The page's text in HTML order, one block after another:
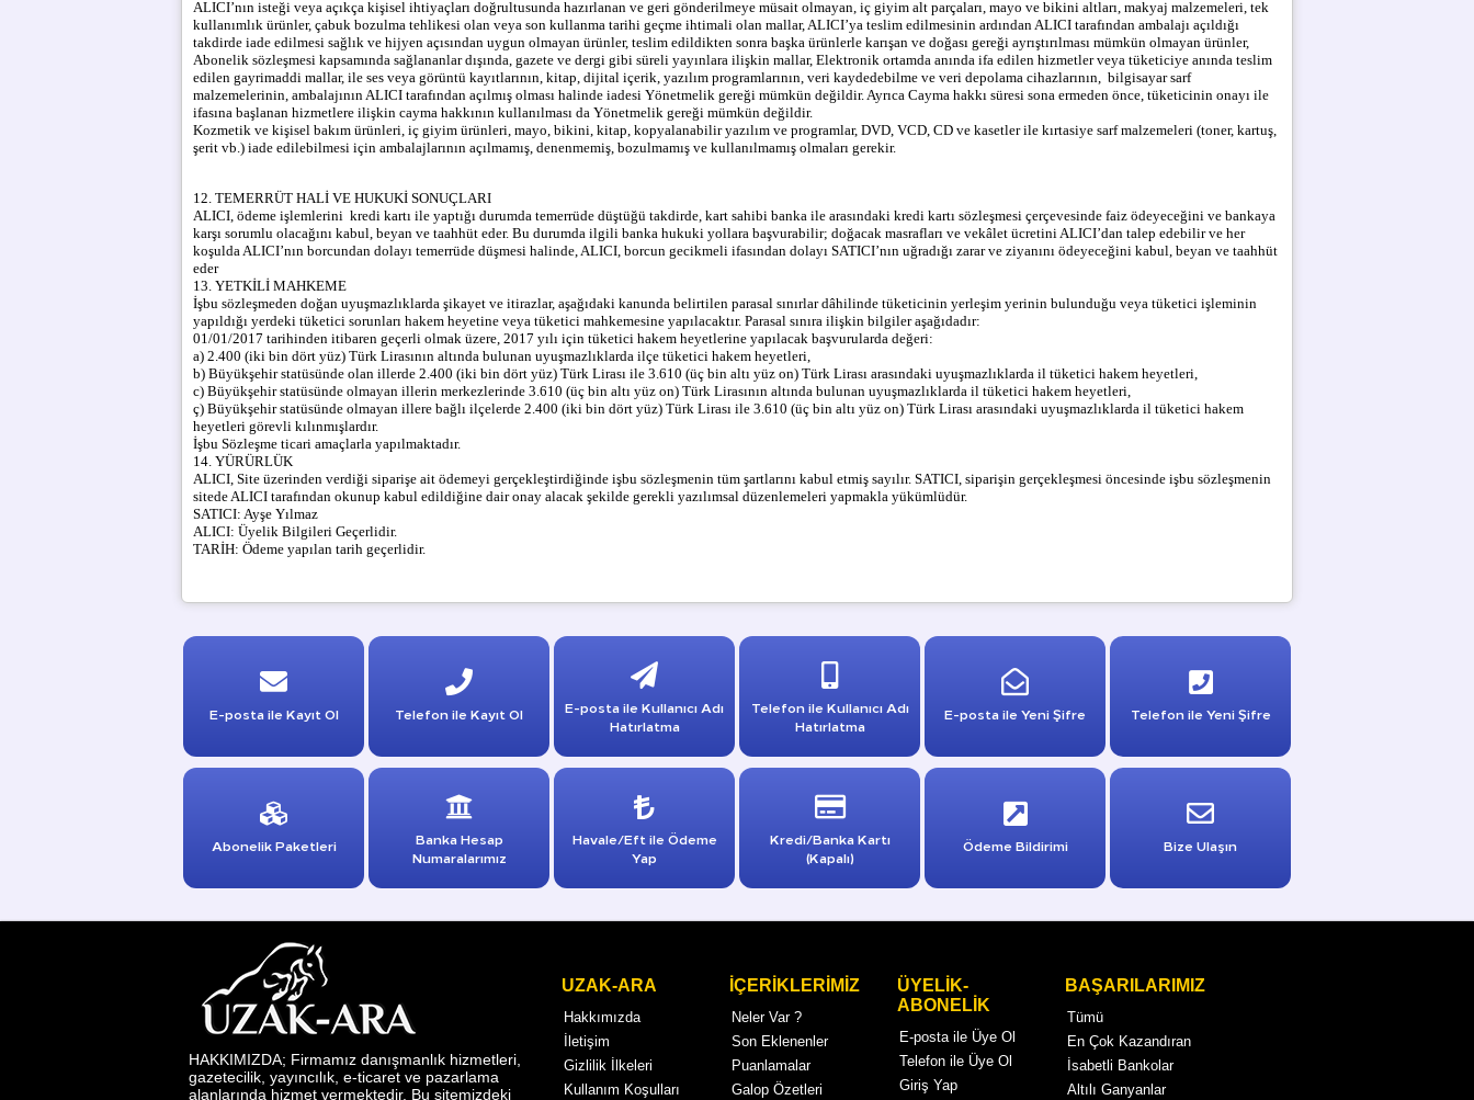
ALICI’nın isteği veya açıkça kişisel ihtiyaçları doğrultusunda hazırlanan ve geri gönderilmeye müsait olmayan, iç giyim alt parçaları, mayo ve bikini altları, makyaj malzemeleri, tek
kullanımlık ürünler, çabuk bozulma tehlikesi olan veya son kullanma tarihi geçme ihtimali olan mallar, ALICI’ya teslim edilmesinin ardından ALICI tarafından ambalajı açıldığı
takdirde iade edilmesi sağlık ve hijyen açısından uygun olmayan ürünler, teslim edildikten sonra başka ürünlerle karışan ve doğası gereği ayrıştırılması mümkün olmayan ürünler,
Abonelik sözleşmesi kapsamında sağlananlar dışında, gazete ve dergi gibi süreli yayınlara ilişkin mallar, Elektronik ortamda anında ifa edilen hizmetler veya tüketiciye anında teslim
edilen gayrimaddi mallar, ile ses veya görüntü kayıtlarının, kitap, dijital içerik, yazılım programlarının, veri kaydedebilme ve veri depolama cihazlarının, bilgisayar sarf
malzemelerinin, ambalajının ALICI tarafından açılmış olması halinde iadesi Yönetmelik gereği mümkün değildir. Ayrıca Cayma hakkı süresi sona ermeden önce, tüketicinin onayı ile
ifasına başlanan hizmetlere ilişkin cayma hakkının kullanılması da Yönetmelik gereği mümkün değildir.
Kozmetik ve kişisel bakım ürünleri, iç giyim ürünleri, mayo, bikini, kitap, kopyalanabilir yazılım ve programlar, DVD, VCD, CD ve kasetler ile kırtasiye sarf malzemeleri (toner, kartuş,
şerit vb.) iade edilebilmesi için ambalajlarının açılmamış, denenmemiş, bozulmamış ve kullanılmamış olmaları gerekir.
12. TEMERRÜT HALİ VE HUKUKİ SONUÇLARI
ALICI, ödeme işlemlerini kredi kartı ile yaptığı durumda temerrüde düştüğü takdirde, kart sahibi banka ile arasındaki kredi kartı sözleşmesi çerçevesinde faiz ödeyeceğini ve bankaya
karşı sorumlu olacağını kabul, beyan ve taahhüt eder. Bu durumda ilgili banka hukuki yollara başvurabilir; doğacak masrafları ve vekâlet ücretini ALICI’dan talep edebilir ve her
koşulda ALICI’nın borcundan dolayı temerrüde düşmesi halinde, ALICI, borcun gecikmeli ifasından dolayı SATICI’nın uğradığı zarar ve ziyanını ödeyeceğini kabul, beyan ve taahhüt
eder
13. YETKİLİ MAHKEME
İşbu sözleşmeden doğan uyuşmazlıklarda şikayet ve itirazlar, aşağıdaki kanunda belirtilen parasal sınırlar dâhilinde tüketicinin yerleşim yerinin bulunduğu veya tüketici işleminin
yapıldığı yerdeki tüketici sorunları hakem heyetine veya tüketici mahkemesine yapılacaktır. Parasal sınıra ilişkin bilgiler aşağıdadır:
01/01/2017 tarihinden itibaren geçerli olmak üzere, 2017 yılı için tüketici hakem heyetlerine yapılacak başvurularda değeri:
a) 2.400 (iki bin dört yüz) Türk Lirasının altında bulunan uyuşmazlıklarda ilçe tüketici hakem heyetleri,
b) Büyükşehir statüsünde olan illerde 2.400 (iki bin dört yüz) Türk Lirası ile 3.610 (üç bin altı yüz on) Türk Lirası arasındaki uyuşmazlıklarda il tüketici hakem heyetleri,
c) Büyükşehir statüsünde olmayan illerin merkezlerinde 3.610 (üç bin altı yüz on) Türk Lirasının altında bulunan uyuşmazlıklarda il tüketici hakem heyetleri,
ç) Büyükşehir statüsünde olmayan illere bağlı ilçelerde 2.400 (iki bin dört yüz) Türk Lirası ile 3.610 (üç bin altı yüz on) Türk Lirası arasındaki uyuşmazlıklarda il tüketici hakem
heyetleri görevli kılınmışlardır.
İşbu Sözleşme ticari amaçlarla yapılmaktadır.
14. YÜRÜRLÜK
ALICI, Site üzerinden verdiği siparişe ait ödemeyi gerçekleştirdiğinde işbu sözleşmenin tüm şartlarını kabul etmiş sayılır. SATICI, siparişin gerçekleşmesi öncesinde işbu sözleşmenin
sitede ALICI tarafından okunup kabul edildiğine dair onay alacak şekilde gerekli yazılımsal düzenlemeleri yapmakla yükümlüdür.
SATICI: Ayşe Yılmaz
ALICI: Üyelik Bilgileri Geçerlidir.
TARİH: Ödeme yapılan tarih geçerlidir.
E-posta ile Kayıt Ol Telefon ile Kayıt Ol
E-posta ile Kullanıcı Adı
Hatırlatma
Telefon ile Kullanıcı Adı
Hatırlatma
E-posta ile Yeni Şifre Telefon ile Yeni Şifre
Abonelik Paketleri
Banka Hesap
Numaralarımız
Havale/Eft ile Ödeme
Yap
Kredi/Banka Kartı
(Kapalı)
Ödeme Bildirimi Bize Ulaşın
HAKKIMIZDA; Firmamız danışmanlık hizmetleri,
gazetecilik, yayıncılık, e-ticaret ve pazarlama
alanlarında hizmet vermektedir. Bu sitemizdeki
UZAK-ARA
Hakkımızda
İletişim
Gizlilik İlkeleri
Kullanım Koşulları
İÇERİKLERİMİZ
Neler Var ?
Son Eklenenler
Puanlamalar
Galop Özetleri
ÜYELİK-
ABONELİK
E-posta ile Üye Ol
Telefon ile Üye Ol
Giriş Yap
BAŞARILARIMIZ
Tümü
En Çok Kazandıran
İsabetli Bankolar
Altılı Ganyanlar